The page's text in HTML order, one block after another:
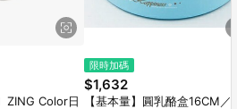
ZING Color日
限時加碼
$1,632
【基本量】圓乳酪盒16CM／簡